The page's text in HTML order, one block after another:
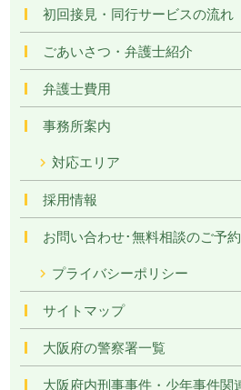
初回接見・同行サービスの流れ
ごあいさつ・弁護士紹介
弁護士費用
事務所案内
対応エリア
採用情報
お問い合わせ･無料相談のご予約
プライバシーポリシー
サイトマップ
大阪府の警察署一覧
大阪府内刑事事件・少年事件関